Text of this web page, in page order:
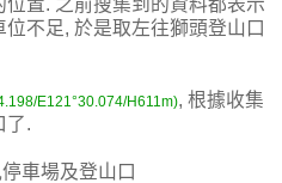
不足, 於是取左往獅頭登山口
E121°30.074/H611m), 根據收集
了.
車場及登山口